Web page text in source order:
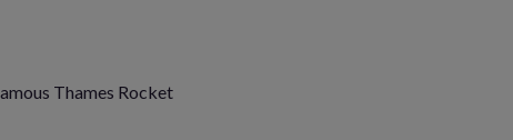
Thames Rocket